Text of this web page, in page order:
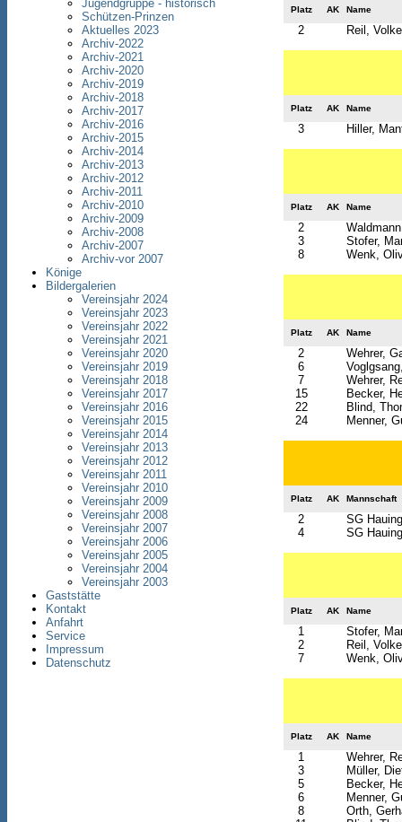
Jugendgruppe - historisch
Schützen-Prinzen
Aktuelles 2023
Archiv-2022
Archiv-2021
Archiv-2020
Archiv-2019
Archiv-2018
Archiv-2017
Archiv-2016
Archiv-2015
Archiv-2014
Archiv-2013
Archiv-2012
Archiv-2011
Archiv-2010
Archiv-2009
Archiv-2008
Archiv-2007
Archiv-vor 2007
Könige
Bildergalerien
Vereinsjahr 2024
Vereinsjahr 2023
Vereinsjahr 2022
Vereinsjahr 2021
Vereinsjahr 2020
Vereinsjahr 2019
Vereinsjahr 2018
Vereinsjahr 2017
Vereinsjahr 2016
Vereinsjahr 2015
Vereinsjahr 2014
Vereinsjahr 2013
Vereinsjahr 2012
Vereinsjahr 2011
Vereinsjahr 2010
Vereinsjahr 2009
Vereinsjahr 2008
Vereinsjahr 2007
Vereinsjahr 2006
Vereinsjahr 2005
Vereinsjahr 2004
Vereinsjahr 2003
Gaststätte
Kontakt
Anfahrt
Service
Impressum
Datenschutz
Platz AK Name
2 Reil,
Platz AK Name
3 Hiller,
Platz AK Name
2
3
Stofer,
8
Wenk,
Platz AK Name
2
Wehrer,
6
7
Wehrer,
15
Becker,
22
Blind,
24
Menner,
Platz AK Mannschaft
2
SG
4
SG
Platz AK Name
1
Stofer,
2
Reil,
7
Wenk,
Platz AK Name
1
Wehrer,
3
Müller,
5
Becker,
6
Menner,
8
Orth,